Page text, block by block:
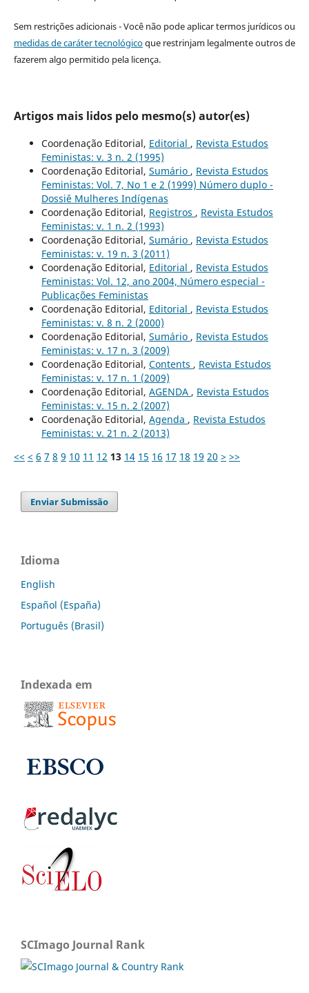
Sem restrições adicionais - Você não pode aplicar termos jurídicos ou
medidas de caráter tecnológicoque restrinjam legalmente outros de
fazerem algo permitido pela licença.
Artigos mais lidos pelo mesmo(s) autor(es)
Coordenação Editorial, Editorial , Revista Estudos
Feministas: v. 3 n. 2 (1995)
Coordenação Editorial, Sumário , Revista Estudos
Feministas: Vol. 7, No 1 e 2 (1999) Número duplo -
Dossiê Mulheres Indígenas
Coordenação Editorial, Registros , Revista Estudos
Feministas: v. 1 n. 2 (1993)
Coordenação Editorial, Sumário , Revista Estudos
Feministas: v. 19 n. 3 (2011)
Coordenação Editorial, Editorial , Revista Estudos
Feministas: Vol. 12, ano 2004, Número especial -
Publicações Feministas
Coordenação Editorial, Editorial , Revista Estudos
Feministas: v. 8 n. 2 (2000)
Coordenação Editorial, Sumário , Revista Estudos
Feministas: v. 17 n. 3 (2009)
Coordenação Editorial, Contents , Revista Estudos
Feministas: v. 17 n. 1 (2009)
Coordenação Editorial, AGENDA , Revista Estudos
Feministas: v. 15 n. 2 (2007)
Coordenação Editorial, Agenda , Revista Estudos
Feministas: v. 21 n. 2 (2013)
<< < 6 7 8 9 10 11 12 13 14 15 16 17 18 19 20 > >>
Enviar Submissão
Idioma
English
Español (España)
Português (Brasil)
Indexada em
SCImago Journal Rank